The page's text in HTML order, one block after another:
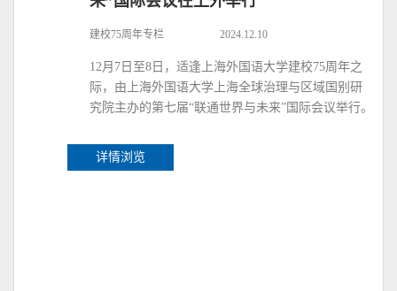
建校75周年专栏 2024.12.10
12月7日至8日，适逢上海外国语大学建校75周年之
际，由上海外国语大学上海全球治理与区域国别研
究院主办的第七届“联通世界与未来”国际会议举行。
详情浏览